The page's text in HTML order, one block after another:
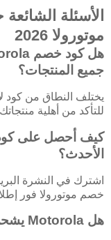
موتورولا 2026
جميع المنتجات؟
يختلف النطاق من كود
للتأكد من أهلية
الأحدث؟
اشترك في النشرة
خصم موتورولا فور
هل Motorola يشحن للسعودية والإمارات؟